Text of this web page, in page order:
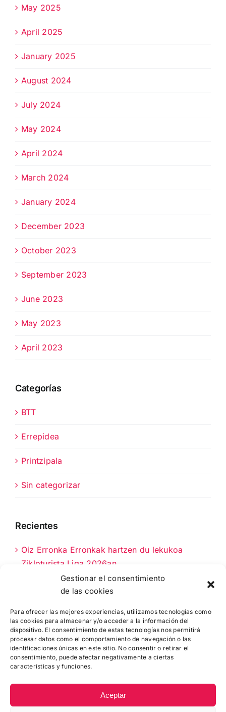
Gestionar el consentimiento
de las cookies
Para ofrecer las mejores experiencias, utilizamos tecnologías como
las cookies para almacenar y/o acceder a la información del
dispositivo. El consentimiento de estas tecnologías nos permitirá
procesar datos como el comportamiento de navegación o las
identificaciones únicas en este sitio. No consentir o retirar el
consentimiento, puede afectar negativamente a ciertas
características y funciones.
Aceptar
May 2025
April 2025
January 2025
August 2024
July 2024
May 2024
April 2024
March 2024
January 2024
December 2023
October 2023
September 2023
June 2023
May 2023
April 2023
Categorías
BTT
Errepidea
Printzipala
Sin categorizar
Recientes
Oiz Erronka Erronkak hartzen du lekukoa
Zikloturista Liga 2026an
Fernando Astorki 2026: funtsezko 90km
AUKERA BERRIA: 50 DORTSAL GEHIAGO
MUNGIAKO MTB MARTXARAKO